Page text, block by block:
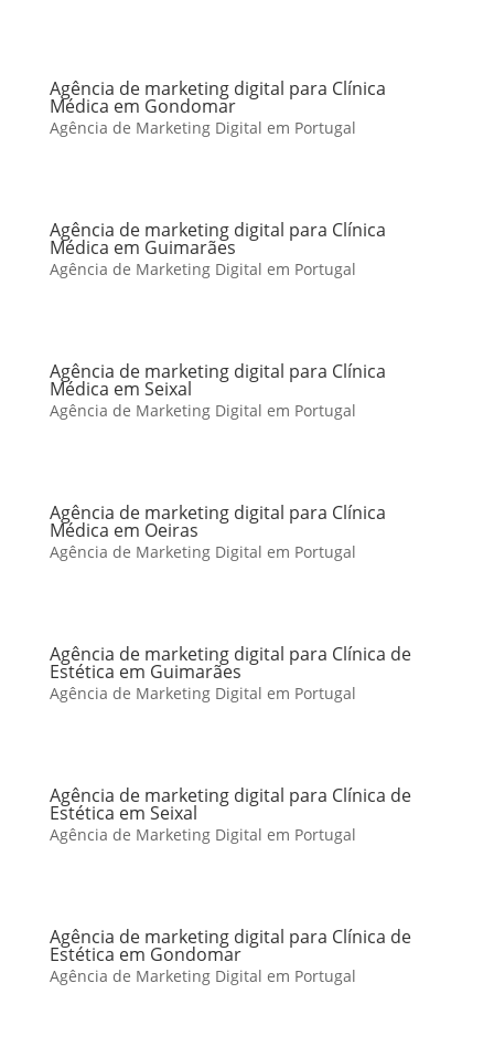
Agência de marketing digital para Clínica
Médica em Gondomar
Agência de Marketing Digital em Portugal
Agência de marketing digital para Clínica
Médica em Guimarães
Agência de Marketing Digital em Portugal
Agência de marketing digital para Clínica
Médica em Seixal
Agência de Marketing Digital em Portugal
Agência de marketing digital para Clínica
Médica em Oeiras
Agência de Marketing Digital em Portugal
Agência de marketing digital para Clínica de
Estética em Guimarães
Agência de Marketing Digital em Portugal
Agência de marketing digital para Clínica de
Estética em Seixal
Agência de Marketing Digital em Portugal
Agência de marketing digital para Clínica de
Estética em Gondomar
Agência de Marketing Digital em Portugal